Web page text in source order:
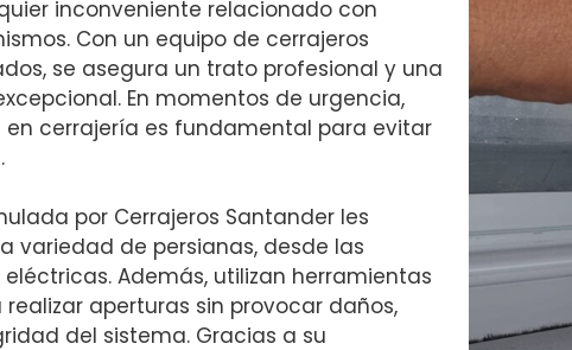
inconveniente relacionado con
Con un equipo de cerrajeros
se asegura un trato profesional y una
En momentos de urgencia,
en cerrajería es fundamental para evitar
por Cerrajeros Santander les
variedad de persianas, desde las
Además, utilizan herramientas
aperturas sin provocar daños,
del sistema. Gracias a su